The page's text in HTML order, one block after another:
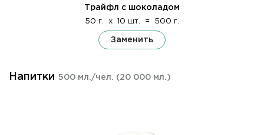
Трайфл с шоколадом
50 г. x 10 шт. = 500 г.
Заменить
Напитки 500 мл./чел. (20 000 мл.)